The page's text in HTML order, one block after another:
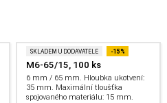
SKLADEM U DODAVATELE -15%
M6-65/15, 100 ks
6 mm / 65 mm. Hloubka ukotvení:
35 mm. Maximální tloušťka
spojovaného materiálu: 15 mm.